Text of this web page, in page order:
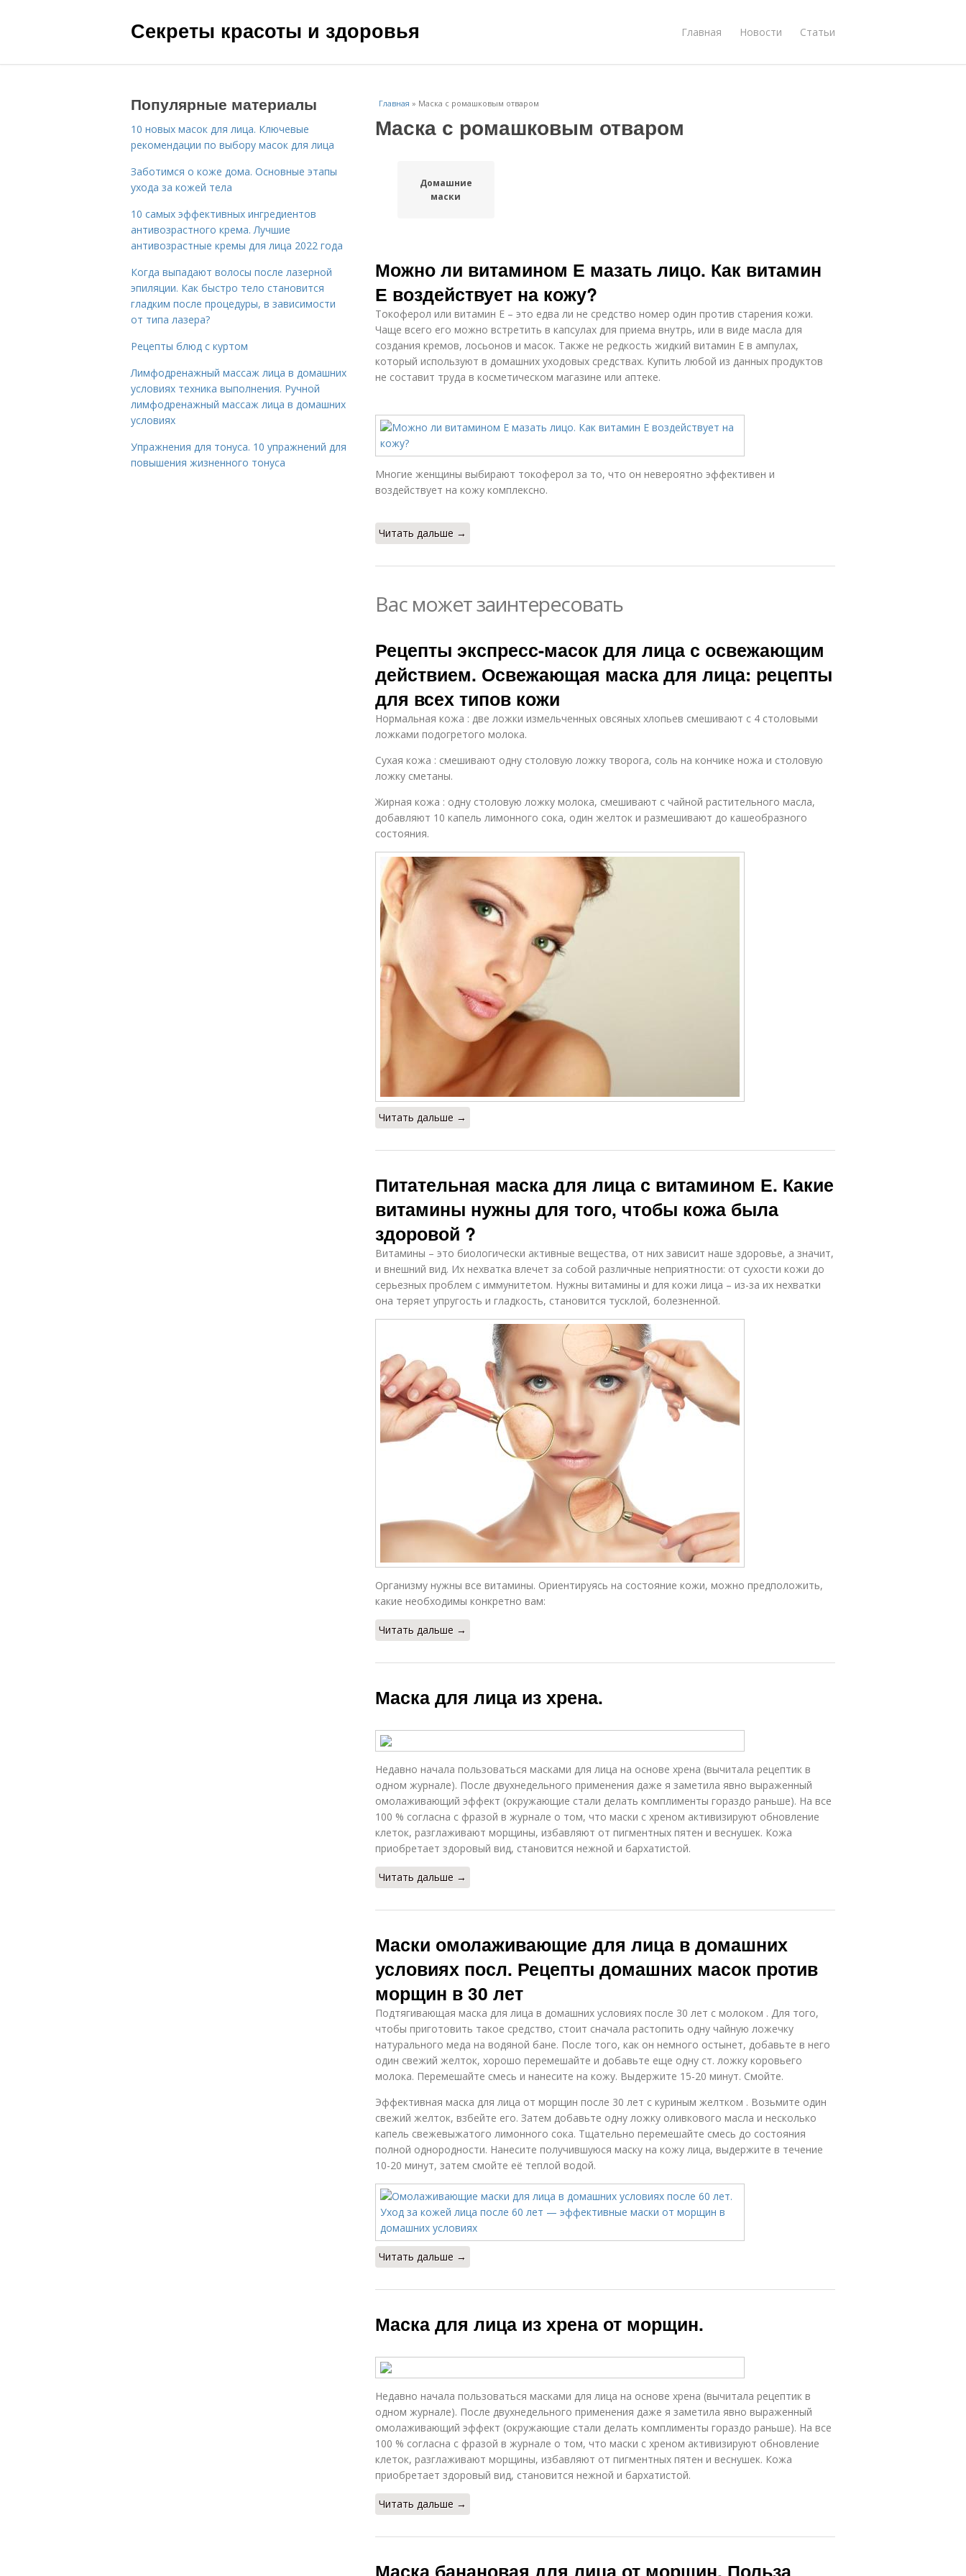
Секреты красоты и здоровья Главная Новости Статьи
Главная » Маска с ромашковым отваром
Маска с ромашковым отваром
Домашние
маски
Можно ли витамином Е мазать лицо. Как витамин
Е воздействует на кожу?
Токоферол или витамин Е – это едва ли не средство номер один против старения кожи.
Чаще всего его можно встретить в капсулах для приема внутрь, или в виде масла для
создания кремов, лосьонов и масок. Также не редкость жидкий витамин Е в ампулах,
который используют в домашних уходовых средствах. Купить любой из данных продуктов
не составит труда в косметическом магазине или аптеке.
Многие женщины выбирают токоферол за то, что он невероятно эффективен и
воздействует на кожу комплексно.
Читать дальше →
Вас может заинтересовать
Рецепты экспресс-масок для лица с освежающим
действием. Освежающая маска для лица: рецепты
для всех типов кожи
Нормальная кожа : две ложки измельченных овсяных хлопьев смешивают с 4 столовыми
ложками подогретого молока.
Сухая кожа : смешивают одну столовую ложку творога, соль на кончике ножа и столовую
ложку сметаны.
Жирная кожа : одну столовую ложку молока, смешивают с чайной растительного масла,
добавляют 10 капель лимонного сока, один желток и размешивают до кашеобразного
состояния.
Читать дальше →
Питательная маска для лица с витамином Е. Какие
витамины нужны для того, чтобы кожа была
здоровой ?
Витамины – это биологически активные вещества, от них зависит наше здоровье, а значит,
и внешний вид. Их нехватка влечет за собой различные неприятности: от сухости кожи до
серьезных проблем с иммунитетом. Нужны витамины и для кожи лица – из-за их нехватки
она теряет упругость и гладкость, становится тусклой, болезненной.
Организму нужны все витамины. Ориентируясь на состояние кожи, можно предположить,
какие необходимы конкретно вам:
Читать дальше →
Маска для лица из хрена.
Недавно начала пользоваться масками для лица на основе хрена (вычитала рецептик в
одном журнале). После двухнедельного применения даже я заметила явно выраженный
омолаживающий эффект (окружающие стали делать комплименты гораздо раньше). На все
100 % согласна с фразой в журнале о том, что маски с хреном активизируют обновление
клеток, разглаживают морщины, избавляют от пигментных пятен и веснушек. Кожа
приобретает здоровый вид, становится нежной и бархатистой.
Читать дальше →
Маски омолаживающие для лица в домашних
условиях посл. Рецепты домашних масок против
морщин в 30 лет
Подтягивающая маска для лица в домашних условиях после 30 лет с молоком . Для того,
чтобы приготовить такое средство, стоит сначала растопить одну чайную ложечку
натурального меда на водяной бане. После того, как он немного остынет, добавьте в него
один свежий желток, хорошо перемешайте и добавьте еще одну ст. ложку коровьего
молока. Перемешайте смесь и нанесите на кожу. Выдержите 15-20 минут. Смойте.
Эффективная маска для лица от морщин после 30 лет с куриным желтком . Возьмите один
свежий желток, взбейте его. Затем добавьте одну ложку оливкового масла и несколько
капель свежевыжатого лимонного сока. Тщательно перемешайте смесь до состояния
полной однородности. Нанесите получившуюся маску на кожу лица, выдержите в течение
10-20 минут, затем смойте её теплой водой.
Читать дальше →
Маска для лица из хрена от морщин.
Недавно начала пользоваться масками для лица на основе хрена (вычитала рецептик в
одном журнале). После двухнедельного применения даже я заметила явно выраженный
омолаживающий эффект (окружающие стали делать комплименты гораздо раньше). На все
100 % согласна с фразой в журнале о том, что маски с хреном активизируют обновление
клеток, разглаживают морщины, избавляют от пигментных пятен и веснушек. Кожа
приобретает здоровый вид, становится нежной и бархатистой.
Читать дальше →
Популярные материалы
10 новых масок для лица. Ключевые
рекомендации по выбору масок для лица
Заботимся о коже дома. Основные этапы
ухода за кожей тела
10 самых эффективных ингредиентов
антивозрастного крема. Лучшие
антивозрастные кремы для лица 2022 года
Когда выпадают волосы после лазерной
эпиляции. Как быстро тело становится
гладким после процедуры, в зависимости
от типа лазера?
Рецепты блюд с куртом
Лимфодренажный массаж лица в домашних
условиях техника выполнения. Ручной
лимфодренажный массаж лица в домашних
условиях
Упражнения для тонуса. 10 упражнений для
повышения жизненного тонуса